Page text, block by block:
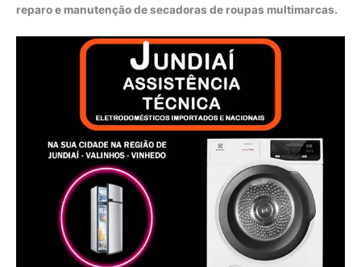
reparo e manutenção de secadoras de roupas multimarcas.